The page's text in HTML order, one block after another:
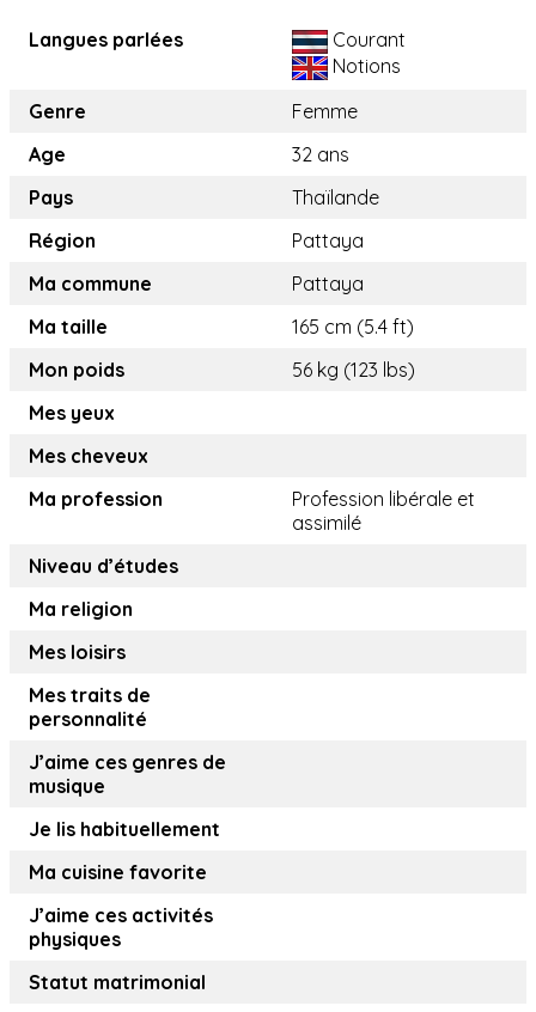
Langues parlées
Courant
Notions
Genre
Femme
Age
32 ans
Pays
Thaïlande
Région
Pattaya
Ma commune
Pattaya
Ma taille
165 cm (5.4 ft)
Mon poids
56 kg (123 lbs)
Mes yeux
Mes cheveux
Ma profession
Profession libérale et
assimilé
Niveau d’études
Ma religion
Mes loisirs
Mes traits de
personnalité
J’aime ces genres de
musique
Je lis habituellement
Ma cuisine favorite
J’aime ces activités
physiques
Statut matrimonial